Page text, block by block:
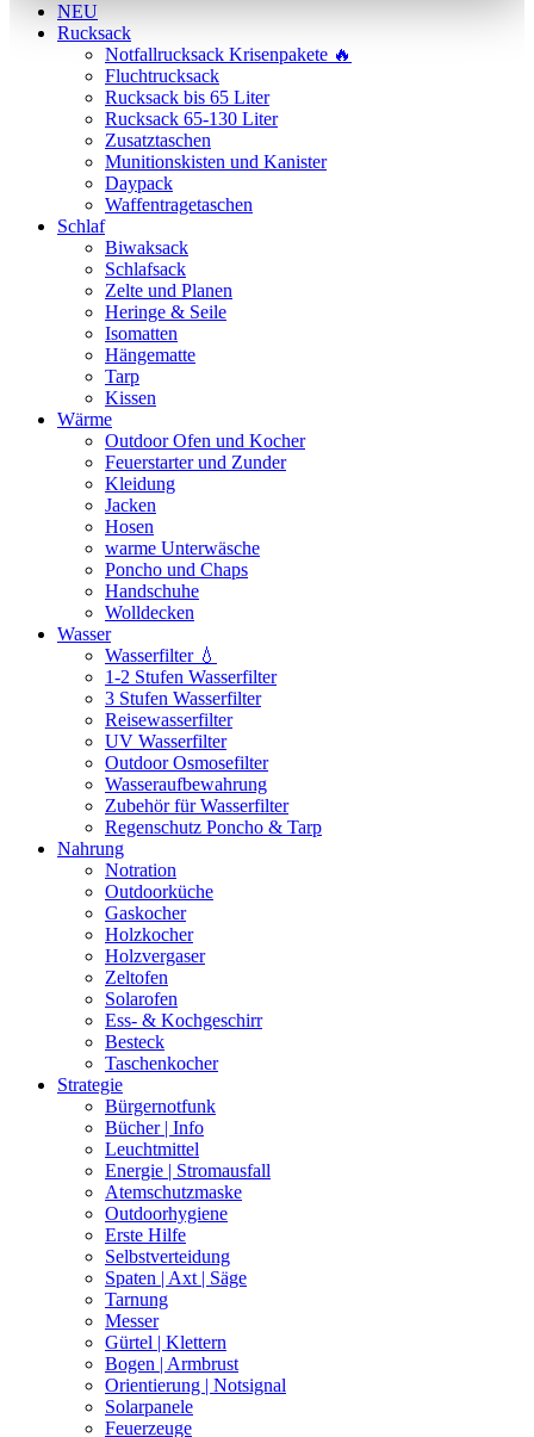
NEU
Rucksack
Notfallrucksack Krisenpakete 🔥
Fluchtrucksack
Rucksack bis 65 Liter
Rucksack 65-130 Liter
Zusatztaschen
Munitionskisten und Kanister
Daypack
Waffentragetaschen
Schlaf
Biwaksack
Schlafsack
Zelte und Planen
Heringe & Seile
Isomatten
Hängematte
Tarp
Kissen
Wärme
Outdoor Ofen und Kocher
Feuerstarter und Zunder
Kleidung
Jacken
Hosen
warme Unterwäsche
Poncho und Chaps
Handschuhe
Wolldecken
Wasser
Wasserfilter 💧
1-2 Stufen Wasserfilter
3 Stufen Wasserfilter
Reisewasserfilter
UV Wasserfilter
Outdoor Osmosefilter
Wasseraufbewahrung
Zubehör für Wasserfilter
Regenschutz Poncho & Tarp
Nahrung
Notration
Outdoorküche
Gaskocher
Holzkocher
Holzvergaser
Zeltofen
Solarofen
Ess- & Kochgeschirr
Besteck
Taschenkocher
Strategie
Bürgernotfunk
Bücher | Info
Leuchtmittel
Energie | Stromausfall
Atemschutzmaske
Outdoorhygiene
Erste Hilfe
Selbstverteidung
Spaten | Axt | Säge
Tarnung
Messer
Gürtel | Klettern
Bogen | Armbrust
Orientierung | Notsignal
Solarpanele
Feuerzeuge